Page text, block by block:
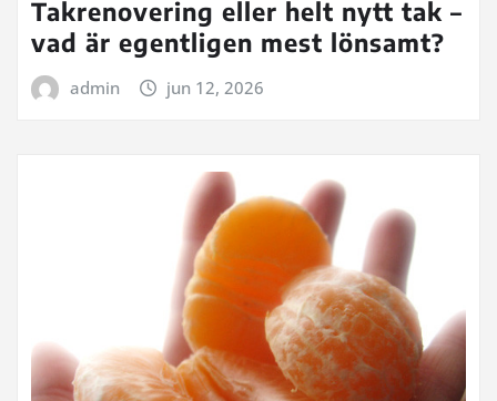
Takrenovering eller helt nytt tak –
vad är egentligen mest lönsamt?
admin jun 12, 2026